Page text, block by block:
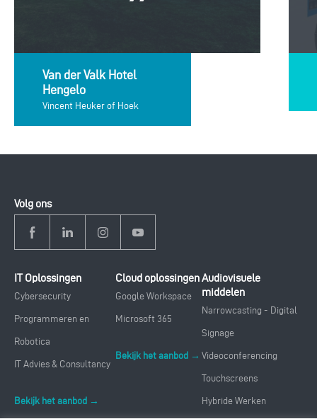
Van der Valk Hotel
Hengelo
Vincent Heuker of Hoek
Volg ons
IT Oplossingen
Cybersecurity
Programmeren en
Robotica
IT Advies & Consultancy
Bekijk het aanbod →
Cloud oplossingen
Google Workspace
Microsoft 365
Bekijk het aanbod →
Audiovisuele
middelen
Narrowcasting - Digital
Signage
Videoconferencing
Touchscreens
Hybride Werken